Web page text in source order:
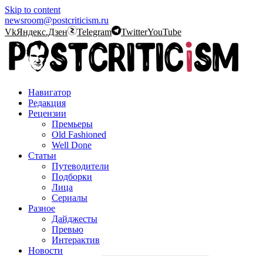
Skip to content
newsroom@postcriticism.ru
VkЯндекс.Дзен Telegram TwitterYouTube
Навигатор
Редакция
Рецензии
Премьеры
Old Fashioned
Well Done
Статьи
Путеводители
Подборки
Лица
Сериалы
Разное
Дайджесты
Превью
Интерактив
Новости